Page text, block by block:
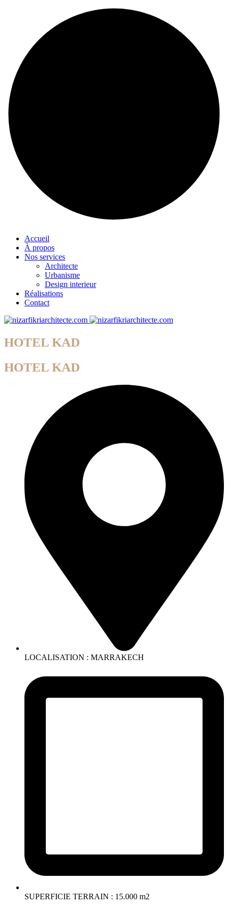
Accueil
À propos
Nos services
Architecte
Urbanisme
Design interieur
Réalisations
Contact
HOTEL KAD
HOTEL KAD
LOCALISATION : MARRAKECH
SUPERFICIE TERRAIN : 15.000 m2